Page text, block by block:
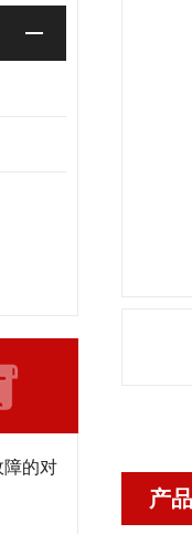
障的对
产